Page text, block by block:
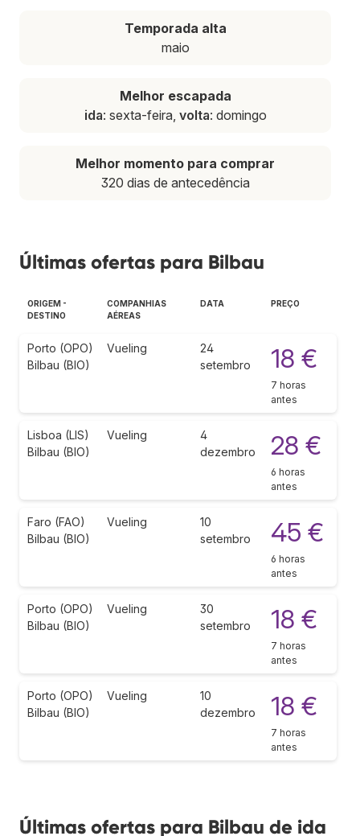
Temporada alta
maio
Melhor escapada
ida: sexta-feira, volta: domingo
Melhor momento para comprar
320 dias de antecedência
Últimas ofertas para Bilbau
ORIGEM -
DESTINO
COMPANHIAS
AÉREAS
DATA PREÇO
Porto (OPO)
Bilbau (BIO)
Vueling
24
setembro
18 €
7 horas
antes
Lisboa (LIS)
Bilbau (BIO)
Vueling
4
dezembro
28 €
6 horas
antes
Faro (FAO)
Bilbau (BIO)
Vueling
10
setembro
45 €
6 horas
antes
Porto (OPO)
Bilbau (BIO)
Vueling
30
setembro
18 €
7 horas
antes
Porto (OPO)
Bilbau (BIO)
Vueling
10
dezembro
18 €
7 horas
antes
Últimas ofertas para Bilbau de ida